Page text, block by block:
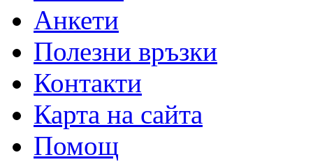
Анкети
Полезни връзки
Контакти
Карта на сайта
Помощ